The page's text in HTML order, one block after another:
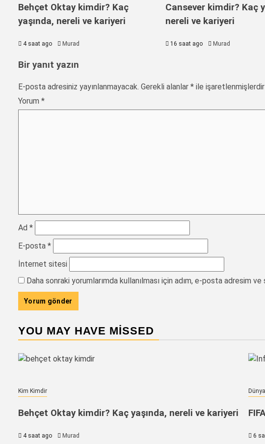
Behçet Oktay kimdir? Kaç
yaşında, nereli ve kariyeri
4 saat ago Murad
Cansever kimdir? Kaç
nereli ve kariyeri
16 saat ago Murad
Bir yanıt yazın
E-posta adresiniz yayınlanmayacak. Gerekli alanlar * ile işaretlenmişlerdir
Yorum *
Ad *
E-posta *
İnternet sitesi
Daha sonraki yorumlarımda kullanılması için adım, e-posta adresim
YOU MAY HAVE MISSED
Kim Kimdir
Behçet Oktay kimdir? Kaç yaşında, nereli ve kariyeri
4 saat ago Murad 6